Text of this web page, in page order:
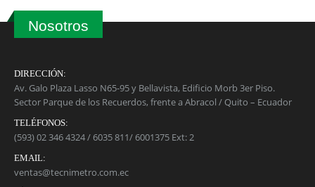
Nosotros
DIRECCIÓN:
Av. Galo Plaza Lasso N65-95 y Bellavista, Edificio Morb 3er Piso.
Sector Parque de los Recuerdos, frente a Abracol / Quito – Ecuador
TELÉFONOS:
(593) 02 346 4324 / 6035 811/ 6001375 Ext: 2
EMAIL:
ventas@tecnimetro.com.ec